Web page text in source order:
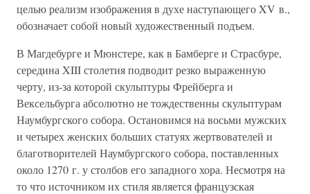
целью реализм изображения в духе наступающего XV в.,
обозначает собой новый художественный подъем.
В Магдебурге и Мюнстере, как в Бамберге и Страсбуре,
середина XIII столетия подводит резко выраженную
черту, из-за которой скульптуры Фрейберга и
Вексельбурга абсолютно не тождественны скульптурам
Наумбургского собора. Остановимся на восьми мужских
и четырех женских больших статуях жертвователей и
благотворителей Наумбургского собора, поставленных
около 1270 г. у столбов его западного хора. Несмотря на
то что источником их стиля является французская